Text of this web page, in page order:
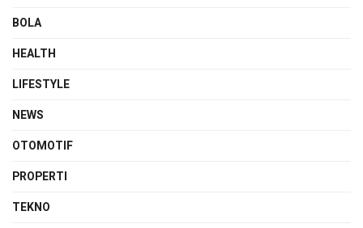
BOLA
HEALTH
LIFESTYLE
NEWS
OTOMOTIF
PROPERTI
TEKNO